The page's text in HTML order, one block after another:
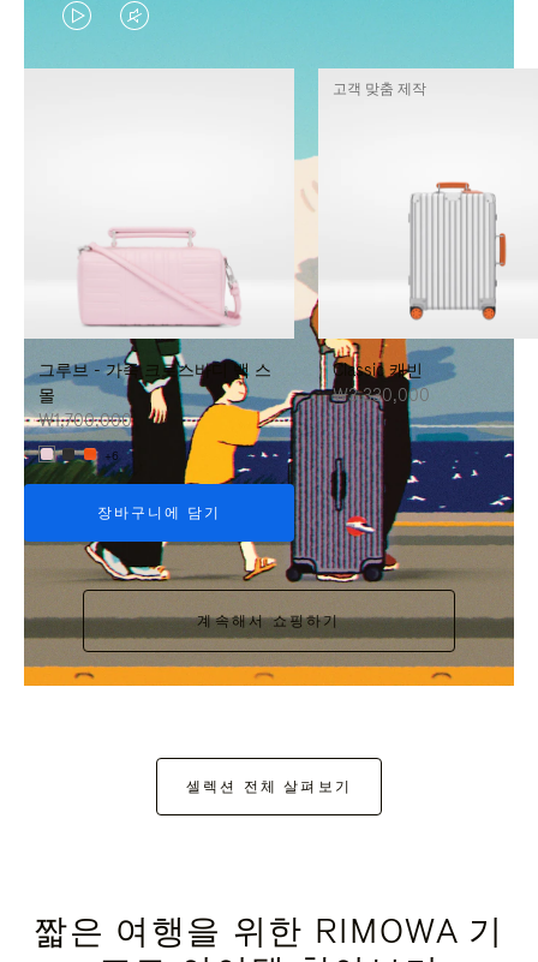
VIDEO
IS
TO
PAUSE
IT
VIDEO
IS
TO
UNMUTE
IT
그루브 - 가죽 크로스바디 백 스
몰
₩1,700,000
+6
장바구니에 담기
Classic 캐빈
₩3,330,000
고객 맞춤 제작
계속해서 쇼핑하기
셀렉션 전체 살펴보기
짧은 여행을 위한 RIMOWA 기